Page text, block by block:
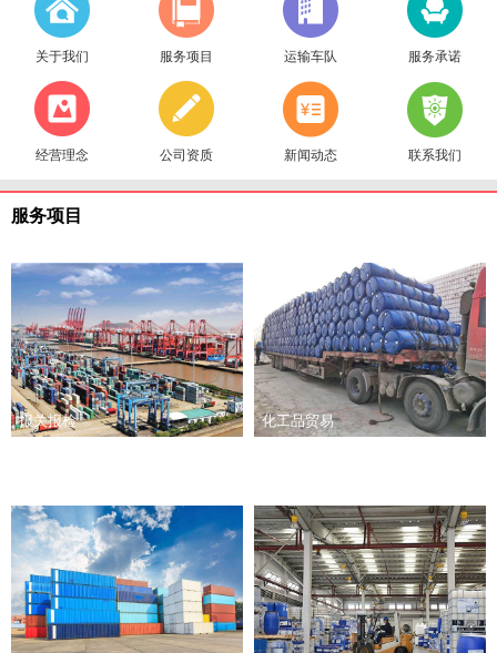
关于我们 服务项目 运输车队 服务承诺
经营理念 公司资质 新闻动态 联系我们
服务项目
报关报检 化工品贸易